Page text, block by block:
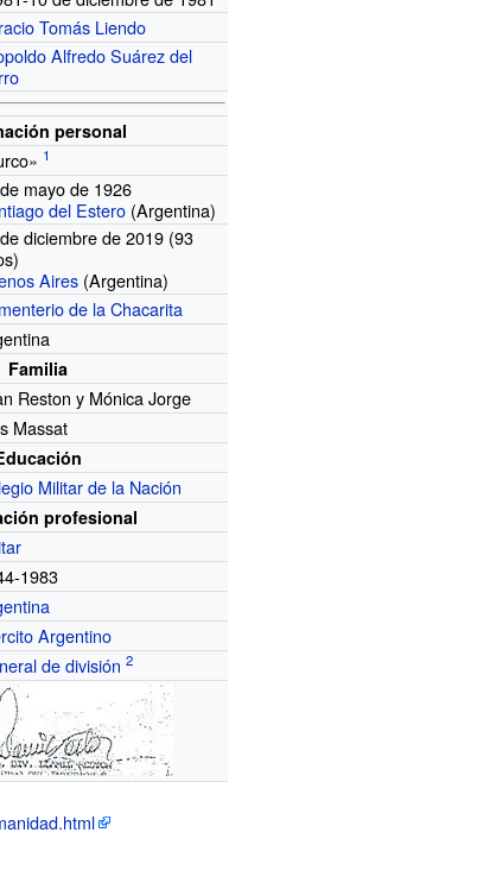
Tomás Liendo
Alfredo Suárez del
personal
mayo de 1926
del Estero (Argentina)
diciembre de 2019 (93
Aires (Argentina)
de la Chacarita
Familia
Reston y Mónica Jorge
Massat
Militar de la Nación
profesional
1983
Argentino
de división